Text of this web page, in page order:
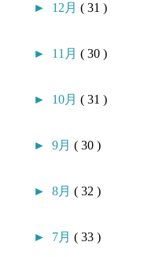
► 12月( 31 )
► 11月( 30 )
► 10月( 31 )
►9月( 30 )
►8月( 32 )
► 7月( 33 )